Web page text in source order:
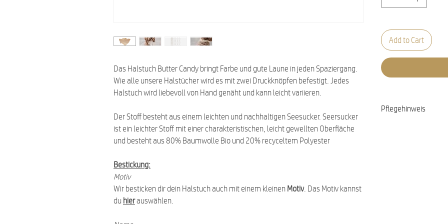
Das Halstuch Butter Candy bringt Farbe und gute Laune in jeden Spaziergang.
Wie alle unsere Halstücher wird es mit zwei Druckknöpfen befestigt. Jedes
Halstuch wird liebevoll von Hand genäht und kann leicht variieren.
Der Stoff besteht aus einem leichten und nachhaltigen Seesucker. Seersucker
ist ein leichter Stoff mit einer charakteristischen, leicht gewellten Oberfläche
und besteht aus 80% Baumwolle Bio und 20% recyceltem Polyester
Bestickung:
Motiv
Wir besticken dir dein Halstuch auch mit einem kleinen Motiv. Das Motiv kannst
du hierauswählen.
Add to Cart
Pflegehinweis